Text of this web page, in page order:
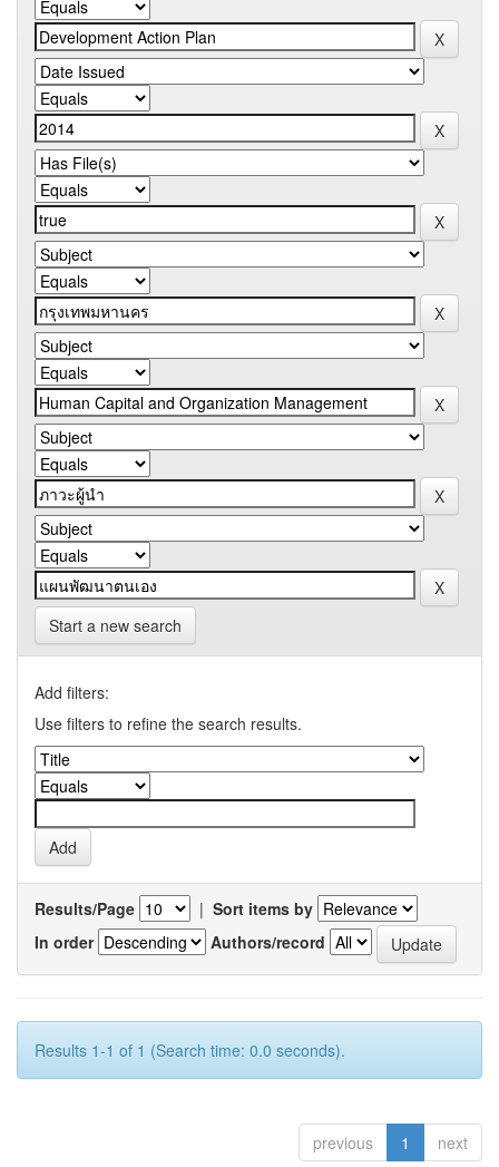
Start a new search
Add filters:
Use filters to refine the search results.
Results/Page | Sort items by
In order
Authors/record
Results 1-1 of 1 (Search time: 0.0 seconds).
previous 1 next